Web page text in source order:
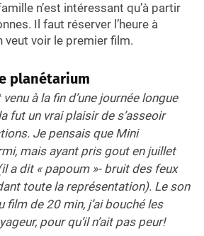
n’est intéressant qu’à partir
Il faut réserver l’heure à
veut voir le premier film.
planétarium
à la fin d’une journée longue
fut un vrai plaisir de s’asseoir
Je pensais que Mini
mais ayant pris gout en juillet
a dit « papoum »- bruit des feux
toute la représentation). Le son
de 20 min, j’ai bouché les
pour qu’il n’ait pas peur!